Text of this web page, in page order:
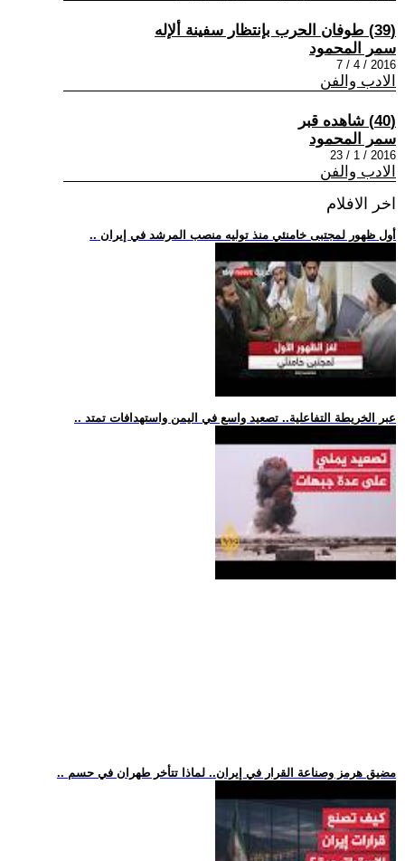
(39) طوفان الحرب بإنتظار سفينة ألإله
سمر المحمود
2016 / 4 / 7
الادب والفن
(40) شاهده قبر
سمر المحمود
2016 / 1 / 23
الادب والفن
اخر الافلام
.. أول ظهور لمجتبى خامنئي منذ توليه منصب المرشد في إيران
.. عبر الخريطة التفاعلية.. تصعيد واسع في اليمن واستهدافات تمتد
.. مضيق هرمز وصناعة القرار في إيران.. لماذا تتأخر طهران في حسم